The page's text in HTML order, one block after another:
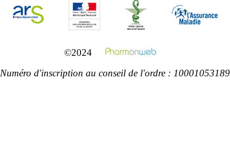
©2024
Numéro d'inscription au conseil de l'ordre : 10001053189